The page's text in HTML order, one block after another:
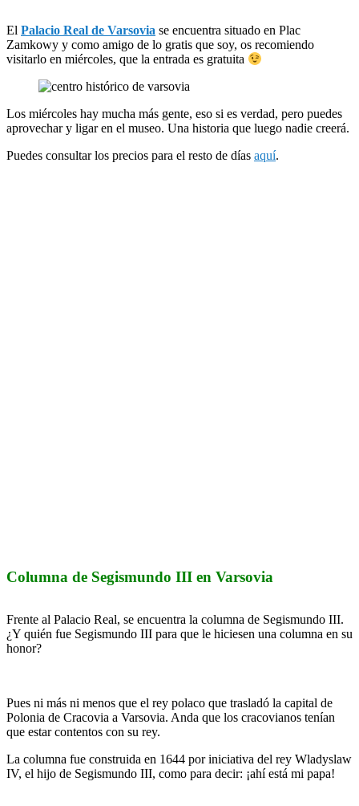
El Palacio Real de Varsovia se encuentra situado en Plac
Zamkowy y como amigo de lo gratis que soy, os recomiendo
visitarlo en miércoles, que la entrada es gratuita
Los miércoles hay mucha más gente, eso si es verdad, pero puedes
aprovechar y ligar en el museo. Una historia que luego nadie creerá.
Puedes consultar los precios para el resto de días aquí.
Columna de Segismundo III en Varsovia
Frente al Palacio Real, se encuentra la columna de Segismundo III.
¿Y quién fue Segismundo III para que le hiciesen una columna en su
honor?
Pues ni más ni menos que el rey polaco que trasladó la capital de
Polonia de Cracovia a Varsovia. Anda que los cracovianos tenían
que estar contentos con su rey.
La columna fue construida en 1644 por iniciativa del rey Wladyslaw
IV, el hijo de Segismundo III, como para decir: ¡ahí está mi papa!